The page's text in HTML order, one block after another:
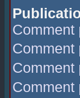
Comment